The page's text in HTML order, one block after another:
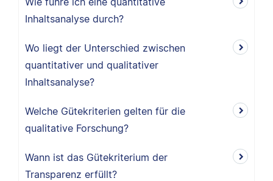
Inhaltsanalyse durch?
Wo liegt der Unterschied zwischen
quantitativer und qualitativer
Inhaltsanalyse?
Welche Gütekriterien gelten für die
qualitative Forschung?
Wann ist das Gütekriterium der
Transparenz erfüllt?